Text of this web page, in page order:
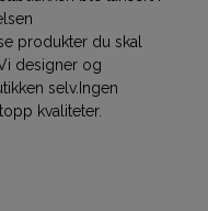
produkter du skal
designer og
selv.Ingen
kvaliteter.